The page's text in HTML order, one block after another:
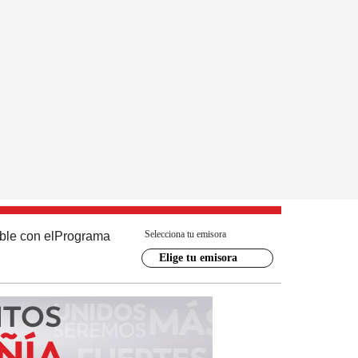
con el Programa Selecciona tu emisora
Elige tu emisora